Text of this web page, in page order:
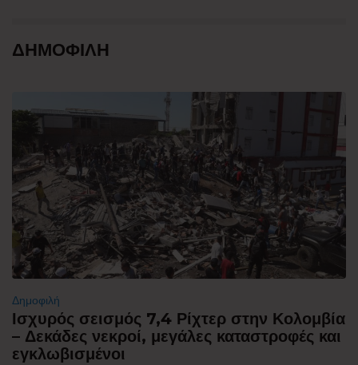
ΔΗΜΟΦΙΛΗ
Δημοφιλή
Ισχυρός σεισμός 7,4 Ρίχτερ στην Κολομβία
– Δεκάδες νεκροί, μεγάλες καταστροφές και
εγκλωβισμένοι